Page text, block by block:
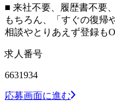
■ 来社不要、履歴書不要
もちろん、「すぐの復
相談やとりあえず登録も
求人番号
6631934
応募画面に進む